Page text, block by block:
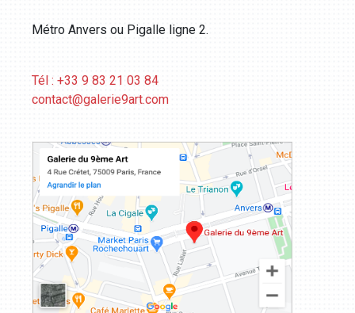
Métro Anvers ou Pigalle ligne 2.
Tél : +33 9 83 21 03 84
contact@galerie9art.com